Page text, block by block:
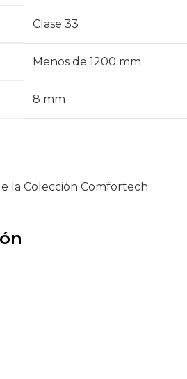
Clase 33
Menos de 1200 mm
8 mm
la Colección Comfortech